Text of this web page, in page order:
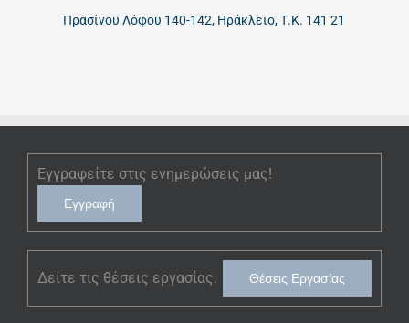
Πρασίνου Λόφου 140-142, Ηράκλειο, Τ.Κ. 141 21
Εγγραφείτε στις ενημερώσεις μας!
Εγγραφή
Δείτε τις θέσεις εργασίας. Θέσεις Εργασίας